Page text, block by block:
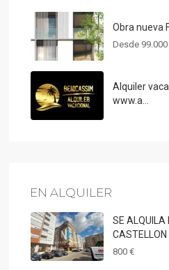
Obra nueva
Desde
Alquiler
www.a...
EN ALQUILER
SE ALQUILA
CASTELLON
800 €